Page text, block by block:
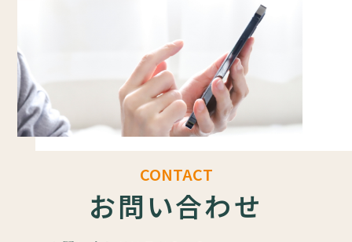
CONTACT
お問い合わせ